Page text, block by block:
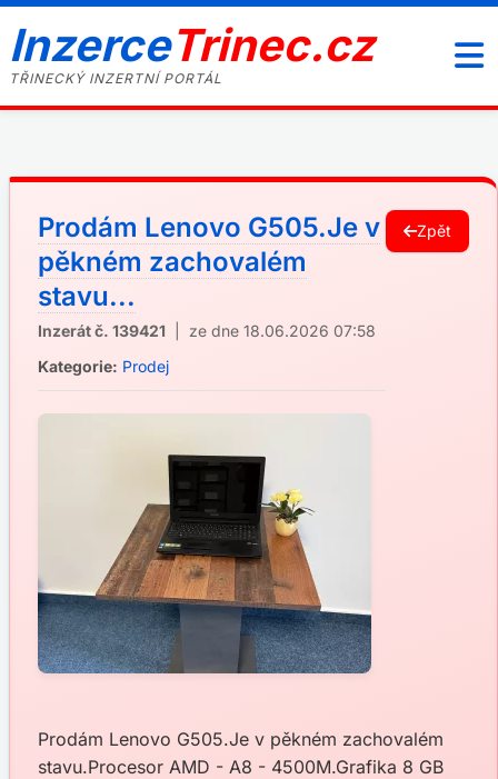
InzerceTrinec.cz
TŘINECKÝ INZERTNÍ PORTÁL
Prodám Lenovo G505.Je v
pěkném zachovalém
stavu...
Inzerát č. 139421 | ze dne 18.06.2026 07:58
Kategorie: Prodej
Zpět
Prodám Lenovo G505.Je v pěkném zachovalém
stavu.Procesor AMD - A8 - 4500M.Grafika 8 GB